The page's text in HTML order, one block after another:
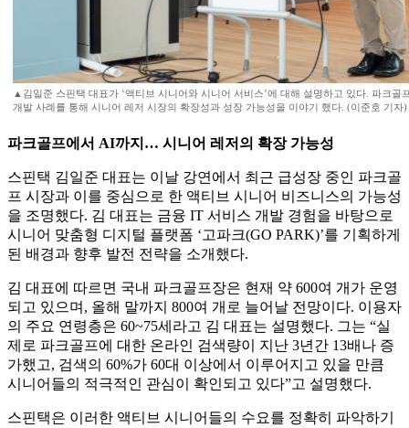
▲김일준 스핀택 대표가 ‘액티브 시니어와 시니어 서비스’에 대해 설명하고 있다. 파크골
개발 사례를 통해 시니어 레저 시장의 확장성과 성장 가능성을 이야기 했다. (이준호 기자)
파크골프에서 AI까지… 시니어 레저의 확장 가능성
스핀택 김일준 대표는 이날 강연에서 최근 급성장 중인 파크골
프 시장과 이를 중심으로 한 액티브 시니어 비즈니스의 가능성
을 조명했다. 김 대표는 금융 IT 서비스 개발 경험을 바탕으로
시니어 맞춤형 디지털 플랫폼 ‘고파크(GO PARK)’를 기획하게
된 배경과 향후 발전 전략을 소개했다.
김 대표에 따르면 국내 파크골프장은 현재 약 600여 개가 운영
되고 있으며, 올해 말까지 800여 개로 늘어날 전망이다. 이용자
의 주요 연령층은 60~75세라고 김 대표는 설명했다. 그는 “실
제로 파크골프에 대한 온라인 검색량이 지난 3년간 13배나 증
가했고, 검색의 60%가 60대 이상에서 이루어지고 있을 만큼
시니어들의 적극적인 관심이 확인되고 있다”고 설명했다.
스핀택은 이러한 액티브 시니어들의 수요를 정확히 파악하기